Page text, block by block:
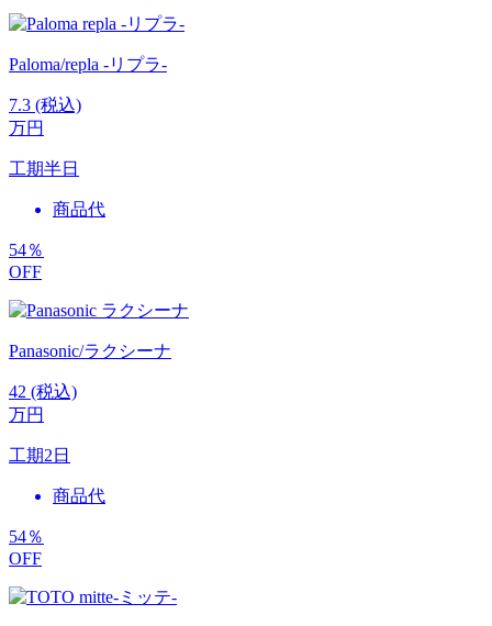
Paloma/repla -リプラ-
7.3 (税込)
万円
工期半日
商品代
54％
OFF
Panasonic/ラクシーナ
42 (税込)
万円
工期2日
商品代
54％
OFF